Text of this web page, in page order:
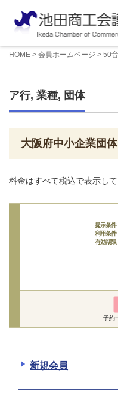
HOME > 会員ホームページ > 50
ア行, 業種, 団体
大阪府中小企業団
料金はすべて税込で表示して
提示条件
利用条件
有効期限
予約
新規会員